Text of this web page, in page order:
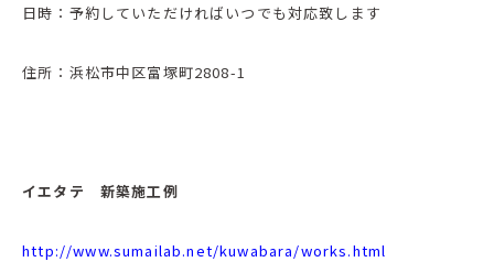
日時：予約していただければいつでも対応致します
住所：浜松市中区富塚町2808-1
イエタテ 新築施工例
http://www.sumailab.net/kuwabara/works.html